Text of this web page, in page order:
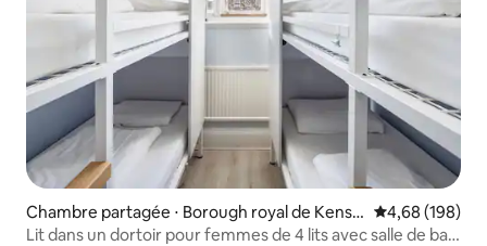
Chambre partagée ⋅ Borough royal de Kensin
gton et Chelsea
Évaluation
4,68 (198)
Lit dans un dortoir pour femmes de 4 lits avec salle de bain